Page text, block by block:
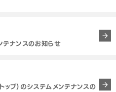
テナンスのお知らせ
ップ）のシステムメンテナンスの